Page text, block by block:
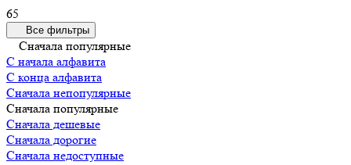
65
Все фильтры
Сначала популярные
С начала алфавита
С конца алфавита
Сначала непопулярные
Сначала популярные
Сначала дешевые
Сначала дорогие
Сначала недоступные